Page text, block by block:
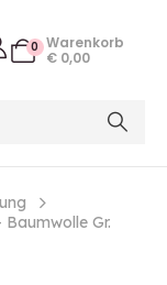
0 Warenkorb
€ 0,00
Gr.